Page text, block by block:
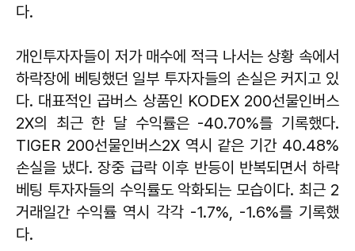
다.
개인투자자들이 저가 매수에 적극 나서는 상황 속에서
하락장에 베팅했던 일부 투자자들의 손실은 커지고 있
다. 대표적인 곱버스 상품인 KODEX 200선물인버스
2X의 최근 한 달 수익률은 -40.70%를 기록했다.
TIGER 200선물인버스2X 역시 같은 기간 40.48%
손실을 냈다. 장중 급락 이후 반등이 반복되면서 하락
베팅 투자자들의 수익률도 악화되는 모습이다. 최근 2
거래일간 수익률 역시 각각 -1.7%, -1.6%를 기록했
다.